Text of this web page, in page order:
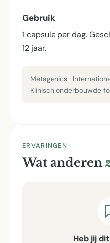
Gebruik
1 capsule per dag.
12 jaar.
Metagenics ·
Klinisch onderbouwde
ERVARINGEN
Wat anderen
Heb jij